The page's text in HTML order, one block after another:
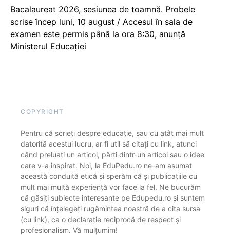
Bacalaureat 2026, sesiunea de toamnă. Probele
scrise încep luni, 10 august / Accesul în sala de
examen este permis până la ora 8:30, anunță
Ministerul Educației
COPYRIGHT
Pentru că scrieți despre educație, sau cu atât mai mult
datorită acestui lucru, ar fi util să citați cu link, atunci
când preluați un articol, părți dintr-un articol sau o idee
care v-a inspirat. Noi, la EduPedu.ro ne-am asumat
această conduită etică și sperăm că și publicațiile cu
mult mai multă experiență vor face la fel. Ne bucurăm
că găsiți subiecte interesante pe Edupedu.ro și suntem
siguri că înțelegeți rugămintea noastră de a cita sursa
(cu link), ca o declarație reciprocă de respect și
profesionalism. Vă mulțumim!